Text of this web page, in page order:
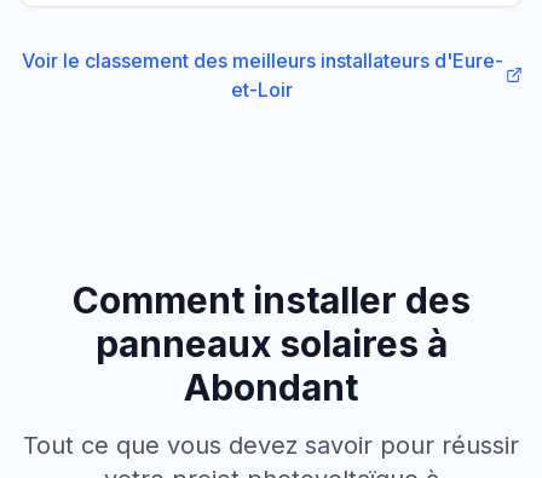
Voir le classement des meilleurs installateurs d'Eure-
et-Loir
Comment installer des
panneaux solaires à
Abondant
Tout ce que vous devez savoir pour réussir